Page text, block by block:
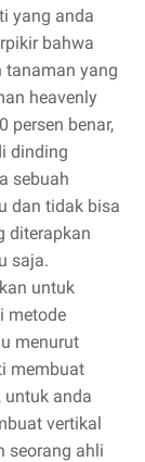
yang anda
bahwa
tanaman yang
heavenly
persen benar,
dinding
sebuah
dan tidak bisa
diterapkan
saja.
untuk
metode
menurut
membuat
anda
vertikal
seorang ahli